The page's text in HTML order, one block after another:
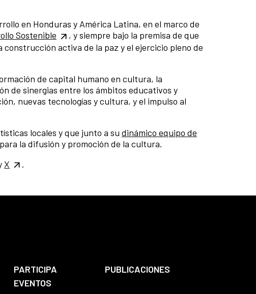
en Honduras y América Latina, en el marco de
Sostenible
, y siempre bajo la premisa de que
activa de la paz y el ejercicio pleno de
de capital humano en cultura, la
de sinergias entre los ámbitos educativos y
nuevas tecnologías y cultura, y el impulso al
locales y que junto a su dinámico equipo de
la difusión y promoción de la cultura.
X .
PARTICIPA
PUBLICACIONES
EVENTOS